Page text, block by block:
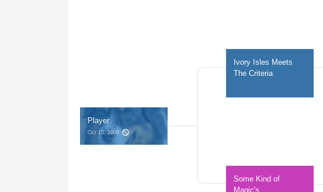
Player
Oct 15, 2009
Ivory Isles Meets
The Criteria
Some Kind of
Magic's